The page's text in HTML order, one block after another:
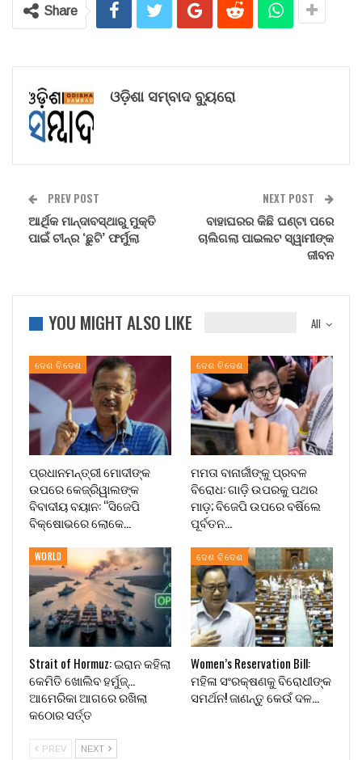
Share
ଓଡ଼ିଶା ସମ୍ବାଦ ବ୍ୟୁରୋ
PREV POST
ଆର୍ଥିକ ମାନ୍ଦାବସ୍ଥାରୁ ମୁକ୍ତି
ପାଇଁ ଚୀନ୍‌ର ‘ଛୁଟି’ ଫର୍ମୁଲା
NEXT POST
ବାହାଘରର କିଛି ଘଣ୍ଟା ପରେ
ଚାଲିଗଲା ପାଇଲଟ ସ୍ୱାମୀଙ୍କ
ଜୀବନ
All
YOU MIGHT ALSO LIKE
ଦେଶ ବିଦେଶ
ପ୍ରଧାନମନ୍ତ୍ରୀ ମୋଦୀଙ୍କ
ଉପରେ କେଜ୍ରିୱାଲଙ୍କ
ବିବାଦୀୟ ବୟାନ: “ସିଜେପି
ବିକ୍ଷୋଭରେ ଲୋକେ…
ଦେଶ ବିଦେଶ
ମମତା ବାନାର୍ଜୀଙ୍କୁ ପ୍ରବଳ
ବିରୋଧ: ଗାଡ଼ି ଉପରକୁ ପଥର
ମାଡ଼; ବିଜେପି ଉପରେ ବର୍ଷିଲେ
ପୂର୍ବତନ…
WORLD
Strait of Hormuz: ଇରାନ କହିଲା
କେମିତି ଖୋଲିବ ହର୍ମୁଜ୍…
ଆମେରିକା ଆଗରେ ରଖିଲା
କଠୋର ସର୍ତ୍ତ
ଦେଶ ବିଦେଶ
Women’s Reservation Bill:
ମହିଳା ସଂରକ୍ଷଣକୁ ବିରୋଧୀଙ୍କ
ସମର୍ଥନ! ଜାଣନ୍ତୁ କେଉଁ ଦଳ…
PREV NEXT